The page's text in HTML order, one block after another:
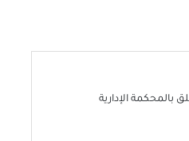
بالمحكمة الإدارية